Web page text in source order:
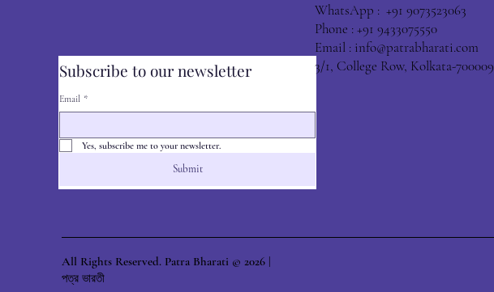
Subscribe to our newsletter
Email *
Yes, subscribe me to your newsletter.
Submit
WhatsApp : +91 9073523063
Phone : +91 9433075550
Email : info@patrabharati.com
3/1, College Row, Kolkata-700009
All Rights Reserved. Patra Bharati © 2026 |
পত্র ভারতী